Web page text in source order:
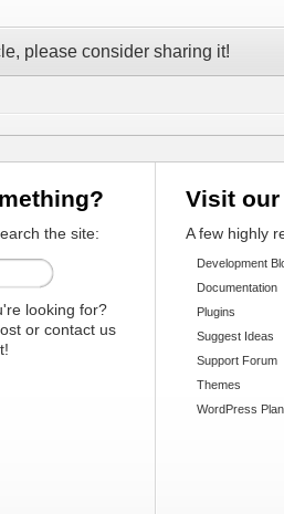
please consider sharing it!
the site:
looking for?
or contact us
Visit
A few highly
Development
Documentation
Plugins
Suggest Ideas
Support Forum
Themes
WordPress